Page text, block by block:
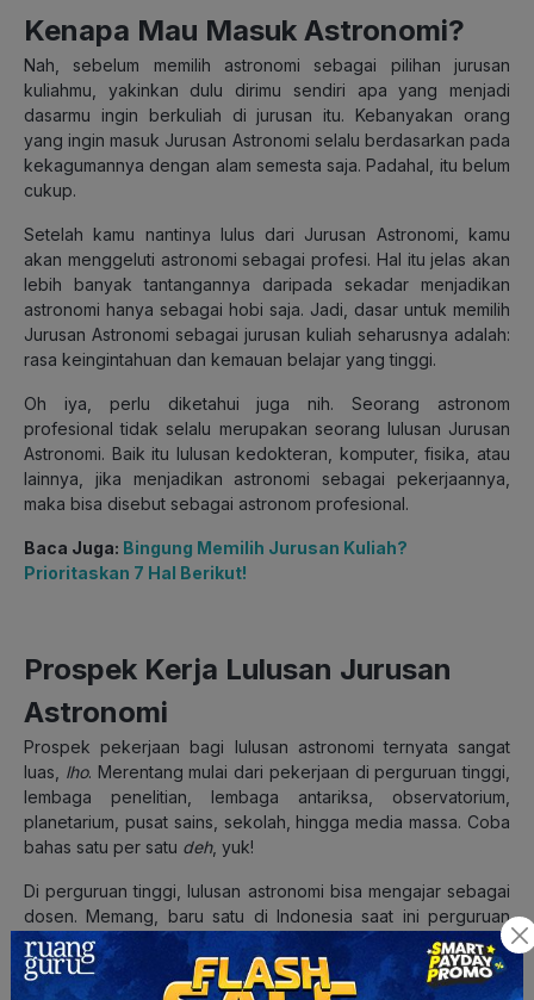
Kenapa Mau Masuk Astronomi?
Nah, sebelum memilih astronomi sebagai pilihan jurusan
kuliahmu, yakinkan dulu dirimu sendiri apa yang menjadi
dasarmu ingin berkuliah di jurusan itu. Kebanyakan orang
yang ingin masuk Jurusan Astronomi selalu berdasarkan pada
kekagumannya dengan alam semesta saja. Padahal, itu belum
cukup.
Setelah kamu nantinya lulus dari Jurusan Astronomi, kamu
akan menggeluti astronomi sebagai profesi. Hal itu jelas akan
lebih banyak tantangannya daripada sekadar menjadikan
astronomi hanya sebagai hobi saja. Jadi, dasar untuk memilih
Jurusan Astronomi sebagai jurusan kuliah seharusnya adalah:
rasa keingintahuan dan kemauan belajar yang tinggi.
Oh iya, perlu diketahui juga nih. Seorang astronom
profesional tidak selalu merupakan seorang lulusan Jurusan
Astronomi. Baik itu lulusan kedokteran, komputer, fisika, atau
lainnya, jika menjadikan astronomi sebagai pekerjaannya,
maka bisa disebut sebagai astronom profesional.
Baca Juga: Bingung Memilih Jurusan Kuliah?
Prioritaskan 7 Hal Berikut!
Prospek Kerja Lulusan Jurusan
Astronomi
Prospek pekerjaan bagi lulusan astronomi ternyata sangat
luas, lho. Merentang mulai dari pekerjaan di perguruan tinggi,
lembaga penelitian, lembaga antariksa, observatorium,
planetarium, pusat sains, sekolah, hingga media massa. Coba
bahas satu per satu deh, yuk!
Di perguruan tinggi, lulusan astronomi bisa mengajar sebagai
dosen. Memang, baru satu di Indonesia saat ini perguruan
tinggi yang membuka Jurusan Astronomi, tetapi kamu bisa
menjadi dosen dalam bidang ilmu lain yang juga dipelajari
dalam astronomi, misalnya fisika, biologi, hingga matematika.